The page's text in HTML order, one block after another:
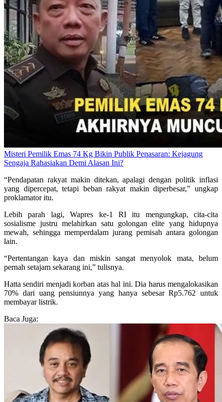
Misteri Pemilik Emas 74 Kg Bikin Publik Penasaran: Kejagung
Sengaja Rahasiakan Demi Alasan Ini?
“Pendapatan rakyat makin ditekan, apalagi dengan politik inflasi
yang dipercepat, tetapi beban rakyat makin diperbesar,” ungkap
proklamator itu.
Lebih parah lagi, Wapres ke-1 RI itu mengungkap, cita-cita
sosialisme justru melahirkan satu golongan elite yang hidupnya
mewah, sehingga memperdalam jurang pemisah antara golongan
lain.
“Pertentangan kaya dan miskin sangat menyolok mata, belum
pernah setajam sekarang ini,” tulisnya.
Hatta sendiri menjadi korban atas hal ini. Dia harus mengalokasikan
70% dari uang pensiunnya yang hanya sebesar Rp5.762 untuk
membayar listrik.
Baca Juga: